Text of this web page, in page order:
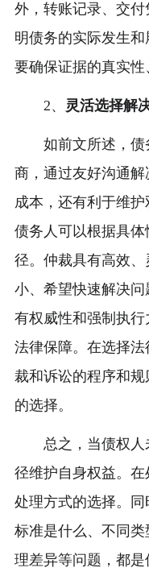
外，转账记录、交
明债务的实际发生和
要确保证据的真实性
2、 灵活选择解
如前文所述，
商，通过友好沟通
成本，还有利于维护
债务人可以根据具
径。仲裁具有高效
小、希望快速解决
有权威性和强制执
法律保障。在选择
裁和诉讼的程序和
的选择。
总之，当债权
径维护自身权益。
处理方式的选择。
标准是什么、不同
理差异等问题，都